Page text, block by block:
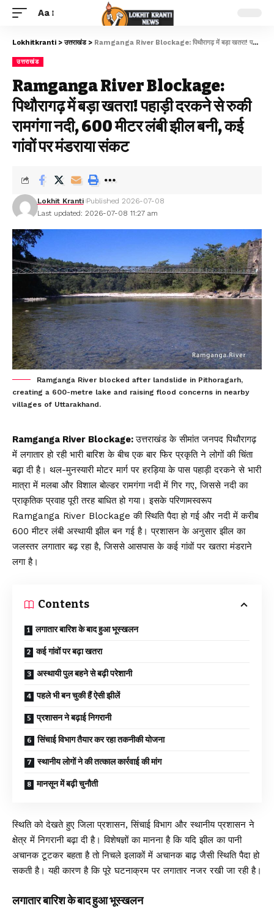
Aa
Lokhitkranti >उत्तराखंड> Ramganga River Blockage: पिथौरागढ़ में बड़ा खतरा! पहाड़ी दरकने से रुकी रामगंगा नदी, 600 मीटर लंबी झील बनी, कई गांवों पर मंडराया संकट
उत्तराखंड
Ramganga River Blockage:
पिथौरागढ़ में बड़ा खतरा! पहाड़ी दरकने से रुकी
रामगंगा नदी, 600 मीटर लंबी झील बनी, कई
गांवों पर मंडराया संकट
Last updated: 2026-07-08 11:27 am
Lokhit Kranti Published 2026-07-08
Ramganga River blocked after landslide in Pithoragarh,
creating a 600-metre lake and raising flood concerns in nearby
villages of Uttarakhand.
Ramganga River Blockage:उत्तराखंड के सीमांत जनपद पिथौरागढ़
में लगातार हो रही भारी बारिश के बीच एक बार फिर प्रकृति ने लोगों की चिंता
बढ़ा दी है। थल-मुनस्यारी मोटर मार्ग पर हरड़िया के पास पहाड़ी दरकने से भारी
मात्रा में मलबा और विशाल बोल्डर रामगंगा नदी में गिर गए, जिससे नदी का
प्राकृतिक प्रवाह पूरी तरह बाधित हो गया। इसके परिणामस्वरूप
Ramganga River Blockage की स्थिति पैदा हो गई और नदी में करीब
600 मीटर लंबी अस्थायी झील बन गई है। प्रशासन के अनुसार झील का
जलस्तर लगातार बढ़ रहा है, जिससे आसपास के कई गांवों पर खतरा मंडराने
लगा है।
Contents
लगातार बारिश के बाद हुआ भूस्खलन
कई गांवों पर बढ़ा खतरा
अस्थायी पुल बहने से बढ़ी परेशानी
पहले भी बन चुकी हैं ऐसी झीलें
प्रशासन ने बढ़ाई निगरानी
सिंचाई विभाग तैयार कर रहा तकनीकी योजना
स्थानीय लोगों ने की तत्काल कार्रवाई की मांग
मानसून में बढ़ी चुनौती
स्थिति को देखते हुए जिला प्रशासन, सिंचाई विभाग और स्थानीय प्रशासन ने
क्षेत्र में निगरानी बढ़ा दी है। विशेषज्ञों का मानना है कि यदि झील का पानी
अचानक टूटकर बहता है तो निचले इलाकों में अचानक बाढ़ जैसी स्थिति पैदा हो
सकती है। यही कारण है कि पूरे घटनाक्रम पर लगातार नजर रखी जा रही है।
लगातार बारिश के बाद हुआ भूस्खलन